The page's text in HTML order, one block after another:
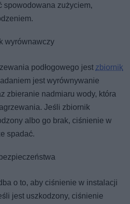
spowodowana zużyciem,
wyrównawczy
podłogowego jest zbiornik
jest wyrównywanie
zbieranie nadmiaru wody, która
Jeśli zbiornik
albo go brak, ciśnienie w
spadać.
o to, aby ciśnienie w instalacji
jest uszkodzony, ciśnienie